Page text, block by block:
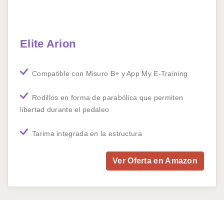
Elite Arion
Compatible con Misuro B+ y App My E-Training
Rodillos en forma de parabólica que permiten
libertad durante el pedaleo
Tarima integrada en la estructura
Ver Oferta en Amazon